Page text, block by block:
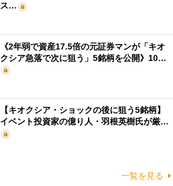
ス…
《2年弱で資産17.5倍の元証券マンが「キオ
クシア急落で次に狙う」5銘柄を公開》10…
【キオクシア・ショックの後に狙う5銘柄】
イベント投資家の億り人・羽根英樹氏が厳…
一覧を見る